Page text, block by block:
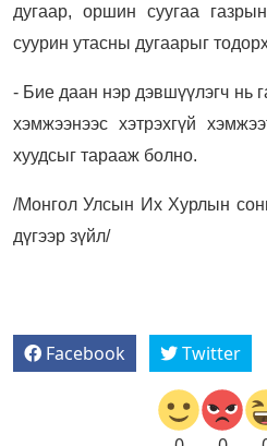
дугаар, оршин суугаа
суурин утасны дугаарыг
- Бие даан нэр дэвшүүлэгч нь
хэмжээнээс хэтрэхгүй
хуудсыг тарааж болно.
/Монгол Улсын Их Хурлын
дүгээр зүйл/
Facebook Twitter